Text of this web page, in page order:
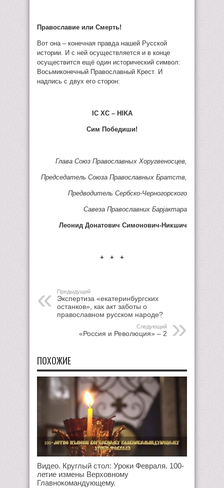
Православие или Смерть!
Вот она – конечная правда нашей Русской
истории. И с ней осуществляется и в конце
осуществится ещё один исторический символ:
Восьмиконечный Православный Крест. И
надпись с двух его сторон:
С ХС – Н KA
Сим Победиши!
Глава Союз Православных Хоругвеносцев,
Председатель Союза Православных Братств,
Предводитель Сербско-Черногорского
Савеза Православних Барjактара
Леонид Донатович Симонович-Никшич
+ + +
Предыдущий
Экспертиза «екатеринбургских
останков», как акт заботы о
православном русском народе?
Следующий
«Россия и Революция» – 2
ПОХОЖИЕ
Видео. Круглый стол: Уроки Февраля. 100-
летие измены Верховному
Главнокомандующему.